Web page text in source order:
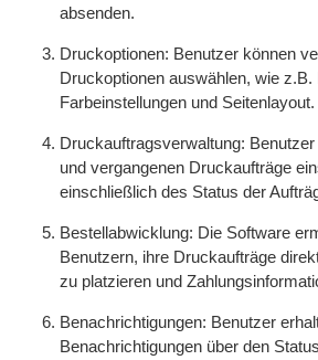
absenden.
Druckoptionen: Benutzer können
Druckoptionen auswählen, wie z.B.
Farbeinstellungen und Seitenlayout.
Druckauftragsverwaltung:
und vergangenen Druckaufträge
einschließlich des Status der
Bestellabwicklung: Die Software
Benutzern, ihre Druckaufträge
zu platzieren und
Benachrichtigungen: Benutzer
Benachrichtigungen über den